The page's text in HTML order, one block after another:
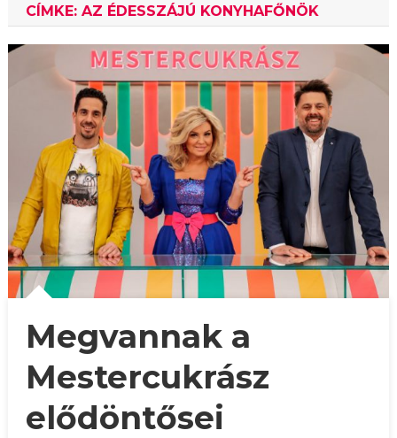
CÍMKE: AZ ÉDESSZÁJÚ KONYHAFŐNÖK
Megvannak a
Mestercukrász
elődöntősei